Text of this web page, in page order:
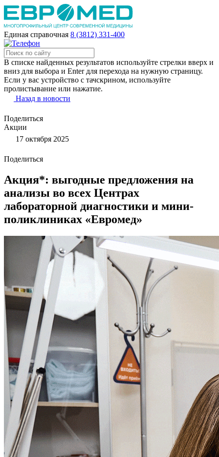
Единая справочная 8 (3812) 331-400
В списке найденных результатов используйте стрелки вверх и
вниз для выбора и Enter для перехода на нужную страницу.
Если у вас устройство с тачскрином, используйте
пролистывание или нажатие.
Назад в новости
Поделиться
Акции
17 октября 2025
Поделиться
Акция*: выгодные предложения на
анализы во всех Центрах
лабораторной диагностики и мини-
поликлиниках «Евромед»